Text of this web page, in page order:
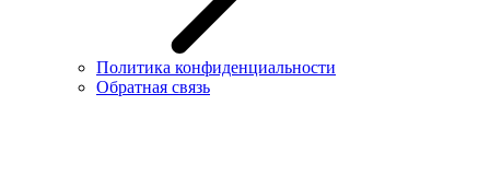
Политика конфиденциальности
Обратная связь